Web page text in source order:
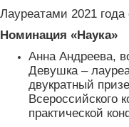
Лауреатами 2021
Номинация «Наука»
Анна Андреева,
Девушка –
двукратный
Всероссийского
практической